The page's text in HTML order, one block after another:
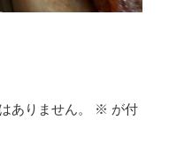
ありません。 ※ が付